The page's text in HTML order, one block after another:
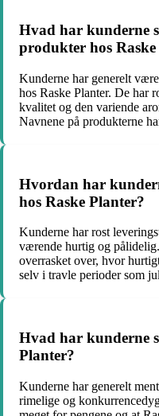
Hvad har kunderne
produkter hos
Kunderne har generelt
hos Raske Planter. De har
kvalitet og den variende
Navnene på produkterne
Hvordan har
hos Raske Planter?
Kunderne har rost
værende hurtig og
overrasket over, hvor
selv i travle perioder som
Hvad har kunderne
Planter?
Kunderne har generelt
rimelige og